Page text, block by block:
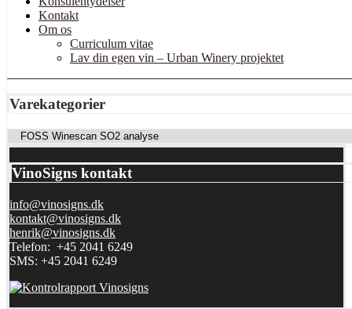
Kontakt
Om os
Curriculum vitae
Lav din egen vin – Urban Winery projektet
Varekategorier
VinoSigns kontakt
info@vinosigns.dk
kontakt@vinosigns.dk
henrik@vinosigns.dk
Telefon: +45 2041 6249
SMS: +45 2041 6249